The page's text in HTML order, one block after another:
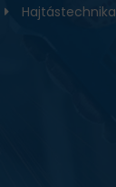
Hajtástechnika